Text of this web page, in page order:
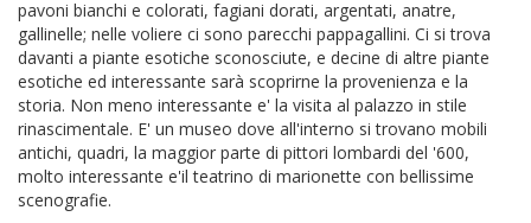
pavoni bianchi e colorati, fagiani dorati, argentati, anatre,
gallinelle; nelle voliere ci sono parecchi pappagallini. Ci si trova
davanti a piante esotiche sconosciute, e decine di altre piante
esotiche ed interessante sarà scoprirne la provenienza e la
storia. Non meno interessante e' la visita al palazzo in stile
rinascimentale. E' un museo dove all'interno si trovano mobili
antichi, quadri, la maggior parte di pittori lombardi del '600,
molto interessante e'il teatrino di marionette con bellissime
scenografie.